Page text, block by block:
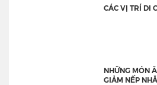
CÁC VỊ TRÍ DI
NHỮNG MÓN
GIẢM NẾP